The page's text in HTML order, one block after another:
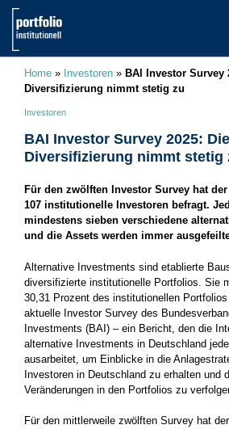
Home » Investoren » BAI Investor Survey
Diversifizierung nimmt stetig zu
Investoren
BAI Investor Survey 2025: Die
Diversifizierung nimmt stetig
Für den zwölften Investor Survey hat
107 institutionelle Investoren befragt.
mindestens sieben verschiedene
und die Assets werden immer
Alternative Investments sind etablierte
diversifizierte institutionelle Portfolios. Sie
30,31 Prozent des institutionellen
aktuelle Investor Survey des
Investments (BAI) – ein Bericht, den die
alternative Investments in Deutschland
ausarbeitet, um Einblicke in die
Investoren in Deutschland zu erhalten und
Veränderungen in den Portfolios zu
Für den mittlerweile zwölften Survey hat